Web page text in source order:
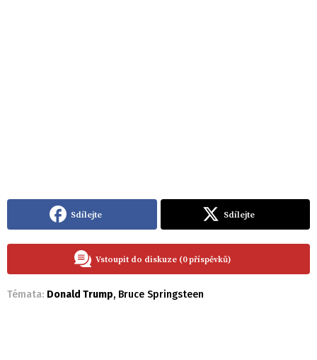
Sdílejte Sdílejte
Vstoupit do diskuze (0 příspěvků)
Témata: Donald Trump, Bruce Springsteen